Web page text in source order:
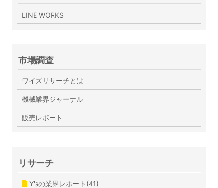
LINE WORKS
市場調査
ワイズリサーチとは
機械業界ジャーナル
販売レポート
リサーチ
Y'sの業界レポート(41)